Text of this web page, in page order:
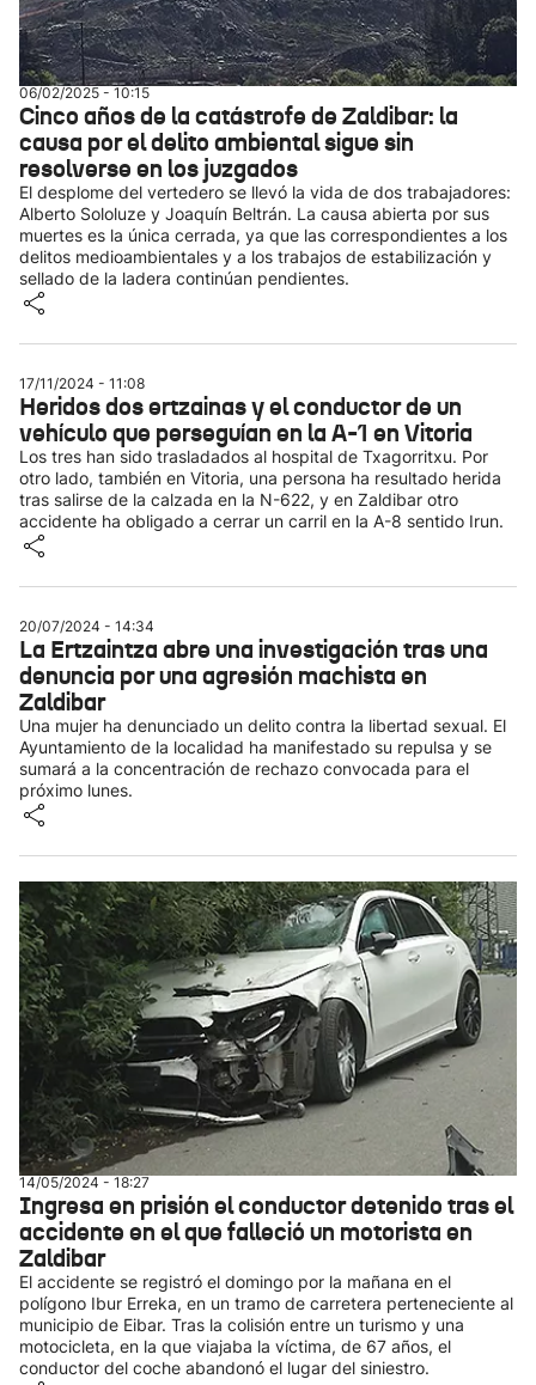
06/02/2025 - 10:15
Cinco años de la catástrofe de Zaldibar: la
causa por el delito ambiental sigue sin
resolverse en los juzgados
El desplome del vertedero se llevó la vida de dos trabajadores:
Alberto Sololuze y Joaquín Beltrán. La causa abierta por sus
muertes es la única cerrada, ya que las correspondientes a los
delitos medioambientales y a los trabajos de estabilización y
sellado de la ladera continúan pendientes.
17/11/2024 - 11:08
Heridos dos ertzainas y el conductor de un
vehículo que perseguían en la A-1 en Vitoria
Los tres han sido trasladados al hospital de Txagorritxu. Por
otro lado, también en Vitoria, una persona ha resultado herida
tras salirse de la calzada en la N-622, y en Zaldibar otro
accidente ha obligado a cerrar un carril en la A-8 sentido Irun.
20/07/2024 - 14:34
La Ertzaintza abre una investigación tras una
denuncia por una agresión machista en
Zaldibar
Una mujer ha denunciado un delito contra la libertad sexual. El
Ayuntamiento de la localidad ha manifestado su repulsa y se
sumará a la concentración de rechazo convocada para el
próximo lunes.
14/05/2024 - 18:27
Ingresa en prisión el conductor detenido tras el
accidente en el que falleció un motorista en
Zaldibar
El accidente se registró el domingo por la mañana en el
polígono Ibur Erreka, en un tramo de carretera perteneciente al
municipio de Eibar. Tras la colisión entre un turismo y una
motocicleta, en la que viajaba la víctima, de 67 años, el
conductor del coche abandonó el lugar del siniestro.